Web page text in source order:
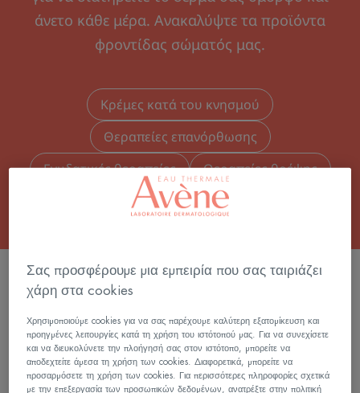
άνετο κάθε μέρα. Ανακαλύψτε τα προϊόντα
φροντίδας σώματός μας.
Κρέμες κατά του κνησμού
Θεραπείες επανόρθωσης
Ενυδατικές θεραπείες
Θεραπείες θρέψης
ΦΙΛΤΡΆΡΙΣΜΑ ΠΡΟΪΌΝΤΩΝ
9 αποτελέσματα "Κρέμες"
Cicalfate+
Επανορθωτική
Κρέμα
Σας προσφέρουμε μια εμπειρία που σας ταιριάζει
χάρη στα cookies
Χρησιμοποιούμε cookies για να σας παρέχουμε καλύτερη εξατομίκευση και
προηγμένες λειτουργίες κατά τη χρήση του ιστότοπού μας. Για να συνεχίσετε
και να διευκολύνετε την πλοήγησή σας στον ιστότοπο, μπορείτε να
αποδεχτείτε άμεσα τη χρήση των cookies. Διαφορετικά, μπορείτε να
προσαρμόσετε τη χρήση των cookies. Για περισσότερες πληροφορίες σχετικά
με την επεξεργασία των προσωπικών δεδομένων, ανατρέξτε στην πολιτική